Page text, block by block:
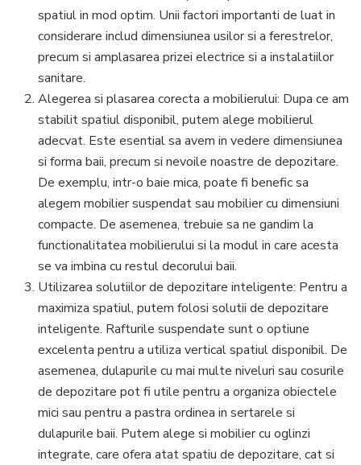
spatiul in mod optim. Unii factori importanti de luat in
considerare includ dimensiunea usilor si a ferestrelor,
precum si amplasarea prizei electrice si a instalatiilor
sanitare.
Alegerea si plasarea corecta a mobilierului: Dupa ce am
stabilit spatiul disponibil, putem alege mobilierul
adecvat. Este esential sa avem in vedere dimensiunea
si forma baii, precum si nevoile noastre de depozitare.
De exemplu, intr-o baie mica, poate fi benefic sa
alegem mobilier suspendat sau mobilier cu dimensiuni
compacte. De asemenea, trebuie sa ne gandim la
functionalitatea mobilierului si la modul in care acesta
se va imbina cu restul decorului baii.
Utilizarea solutiilor de depozitare inteligente: Pentru a
maximiza spatiul, putem folosi solutii de depozitare
inteligente. Rafturile suspendate sunt o optiune
excelenta pentru a utiliza vertical spatiul disponibil. De
asemenea, dulapurile cu mai multe niveluri sau cosurile
de depozitare pot fi utile pentru a organiza obiectele
mici sau pentru a pastra ordinea in sertarele si
dulapurile baii. Putem alege si mobilier cu oglinzi
integrate, care ofera atat spatiu de depozitare, cat si